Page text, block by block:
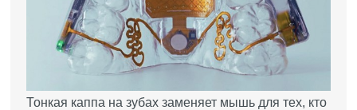
Тонкая каппа на зубах заменяет мышь для тех, кто